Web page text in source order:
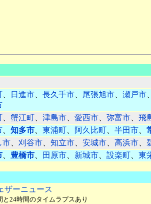
、 日進市、 長久手市、 尾張旭市、 瀬戸市、
、 蟹江町、 津島市、 愛西市、 弥富市、 飛
、 知多市、 東浦町、 阿久比町、 半田市、
市、 刈谷市、 知立市、 安城市、 高浜市、
、 豊橋市、 田原市、 新城市、 設楽町、 東
ザーニュース
24時間のタイムラプスあり